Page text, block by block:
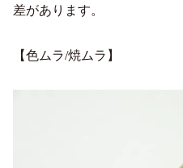
差があります。
【色ムラ/焼ムラ】